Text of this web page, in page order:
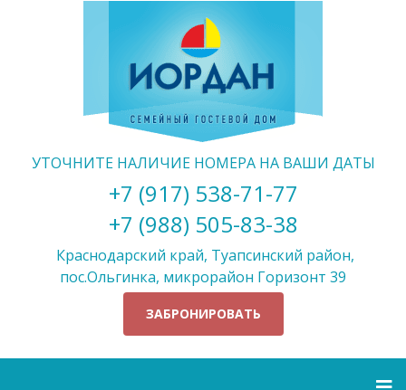
УТОЧНИТЕ НАЛИЧИЕ НОМЕРА НА ВАШИ ДАТЫ
+7 (917) 538-71-77
+7 (988) 505-83-38
Краснодарский край, Туапсинский район,
пос.Ольгинка, микрорайон Горизонт 39
ЗАБРОНИРОВАТЬ